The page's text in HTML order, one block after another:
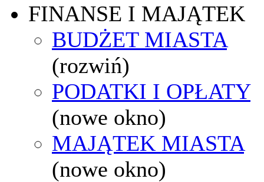
FINANSE I MAJĄTEK
BUDŻET MIASTA
(rozwiń)
PODATKI I OPŁATY
(nowe okno)
MAJĄTEK MIASTA
(nowe okno)